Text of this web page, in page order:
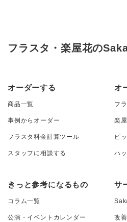
フラスタ・楽屋花の
オーダーする
商品一覧
事例からオーダー
フラスタ料金計算ツール
スタッフに相談する
オ
フ
楽
ピ
ハ
きっと参考になるもの
コラム一覧
公演・イベントカレンダー
サ
改